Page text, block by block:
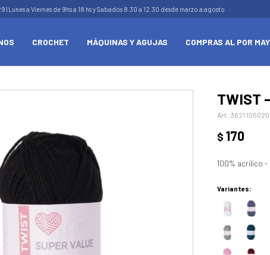
CROCHET MÁQUINAS Y AGUJAS COMPRAS AL POR
| Lunes a Viernes de 9hs a 18 hs y Sabados 8.30 a 12.30 desde marzo a agosto
TWIST
3621
$ 170
100% acrilico -
Variantes: